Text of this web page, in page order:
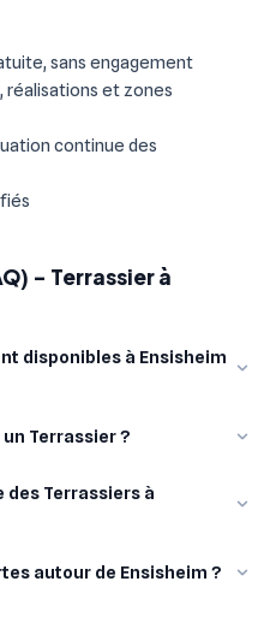
sans engagement
réalisations et zones
continue des
- Terrassier à
disponibles à Ensisheim
Terrassier ?
des Terrassiers à
autour de Ensisheim ?